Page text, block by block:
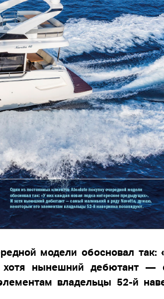
модели обосновал так:
хотя нынешний дебютант —
владельцы 52-й